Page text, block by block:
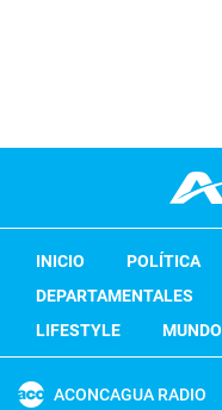
INICIO POLÍTICA
DEPARTAMENTALES
LIFESTYLE
MUNDO
ACONCAGUA RADIO